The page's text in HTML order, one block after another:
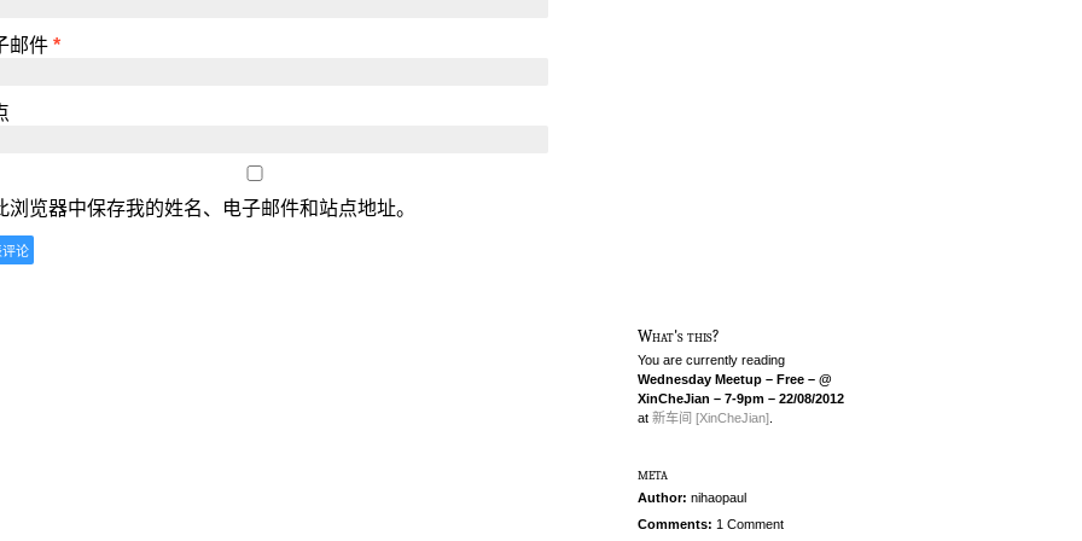
邮件 *
浏览器中保存我的姓名、电子邮件和站点地址。
What's this?
You are currently reading
Wednesday Meetup – Free – @
XinCheJian – 7-9pm – 22/08/2012
at 新车间 [XinCheJian]
meta
Author: nihaopaul
Comments: 1 Comment